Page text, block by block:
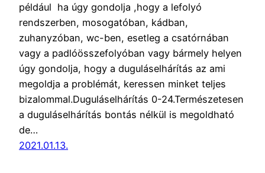
például ha úgy gondolja ,hogy a lefolyó
rendszerben, mosogatóban, kádban,
zuhanyzóban, wc-ben, esetleg a csatórnában
vagy a padlóösszefolyóban vagy bármely helyen
úgy gondolja, hogy a duguláselhárítás az ami
megoldja a problémát, keressen minket teljes
bizalommal.Duguláselhárítás 0-24.Természetesen
a duguláselhárítás bontás nélkül is megoldható
de…
2021.01.13.